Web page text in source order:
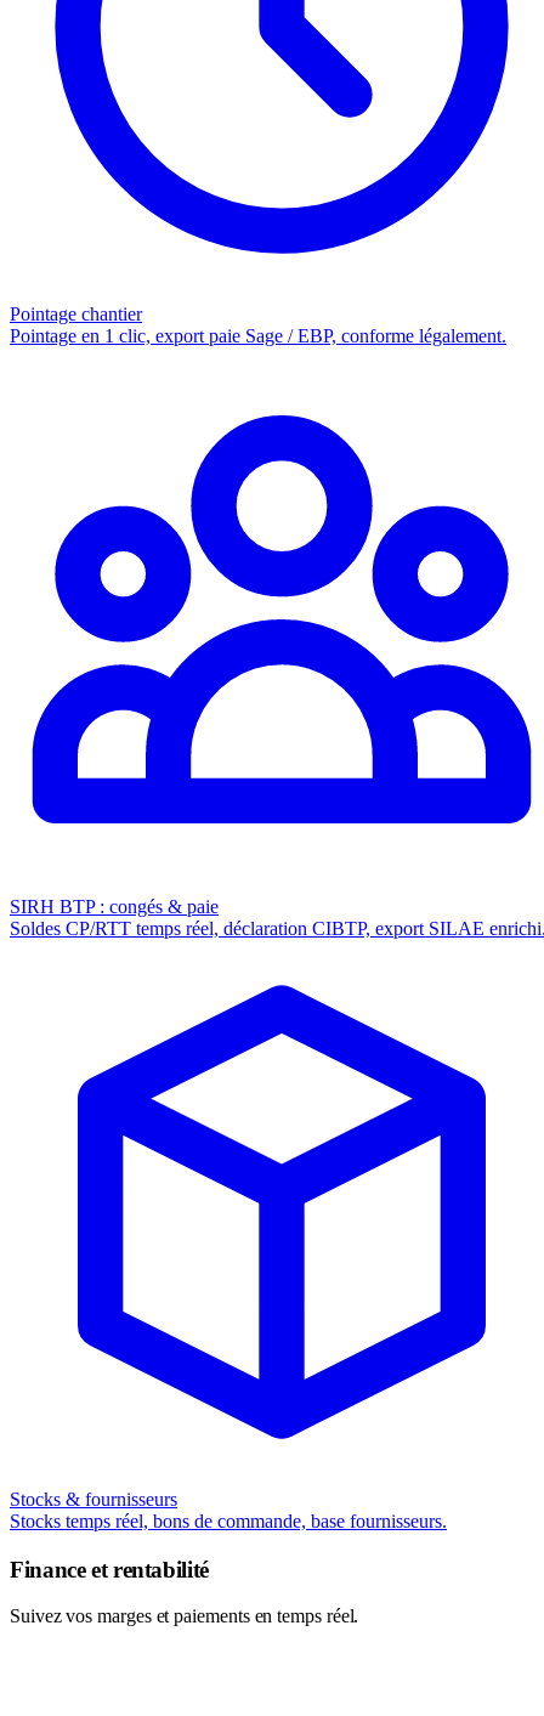
Pointage chantier
Pointage en 1 clic, export paie Sage / EBP, conforme légalement.
SIRH BTP : congés & paie
Soldes CP/RTT temps réel, déclaration CIBTP, export SILAE
Stocks & fournisseurs
Stocks temps réel, bons de commande, base fournisseurs.
Finance et rentabilité
Suivez vos marges et paiements en temps réel.